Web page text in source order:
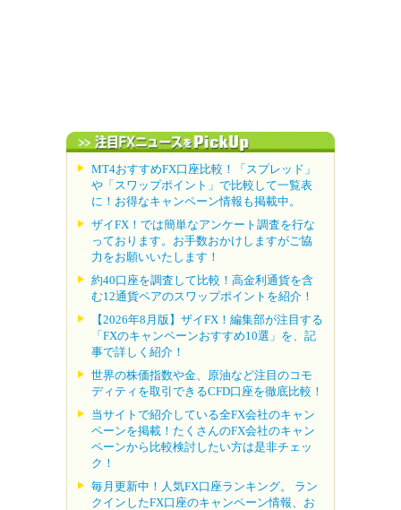
MT4おすすめFX口座比較！「スプレッド」
や「スワップポイント」で比較して一覧表
に！お得なキャンペーン情報も掲載中。
ザイFX！では簡単なアンケート調査を行な
っております。お手数おかけしますがご協
力をお願いいたします！
約40口座を調査して比較！高金利通貨を含
む12通貨ペアのスワップポイントを紹介！
【2026年8月版】ザイFX！編集部が注目する
「FXのキャンペーンおすすめ10選」を、記
事で詳しく紹介！
世界の株価指数や金、原油など注目のコモ
ディティを取引できるCFD口座を徹底比較！
当サイトで紹介している全FX会社のキャン
ペーンを掲載！たくさんのFX会社のキャン
ペーンから比較検討したい方は是非チェッ
ク！
毎月更新中！人気FX口座ランキング。 ラン
クインしたFX口座のキャンペーン情報、お